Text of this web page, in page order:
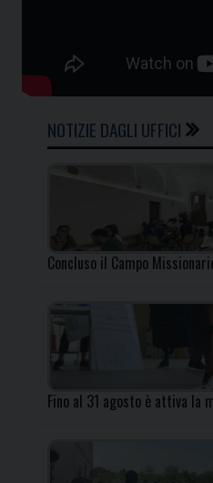
NOTIZIE DAGLI UFFICI
Concluso il Campo
Fino al 31 agosto è attiva la